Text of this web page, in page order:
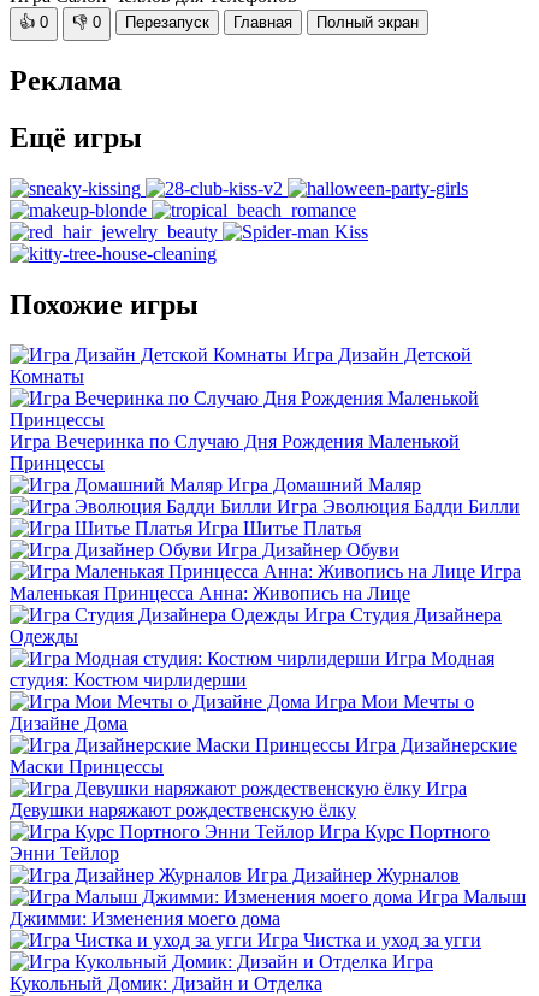
👍 0 👎 0 Перезапуск Главная Полный экран
Реклама
Ещё игры
Похожие игры
Игра Дизайн Детской
Комнаты
Игра Вечеринка по Случаю Дня Рождения Маленькой
Принцессы
Игра Домашний Маляр
Игра Эволюция Бадди Билли
Игра Шитье Платья
Игра Дизайнер Обуви
Игра
Маленькая Принцесса Анна: Живопись на Лице
Игра Студия Дизайнера
Одежды
Игра Модная
студия: Костюм чирлидерши
Игра Мои Мечты о
Дизайне Дома
Игра Дизайнерские
Маски Принцессы
Игра
Девушки наряжают рождественскую ёлку
Игра Курс Портного
Энни Тейлор
Игра Дизайнер Журналов
Игра Малыш
Джимми: Изменения моего дома
Игра Чистка и уход за угги
Игра
Кукольный Домик: Дизайн и Отделка